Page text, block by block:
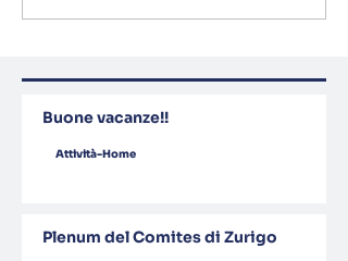
Buone vacanze!!
Attività-Home
Plenum del Comites di Zurigo